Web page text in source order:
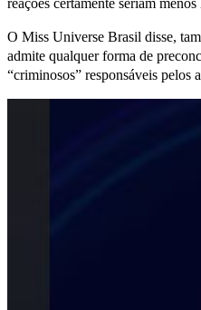
O Miss Universe Brasil disse,
admite qualquer forma de
“criminosos” responsáveis pelos